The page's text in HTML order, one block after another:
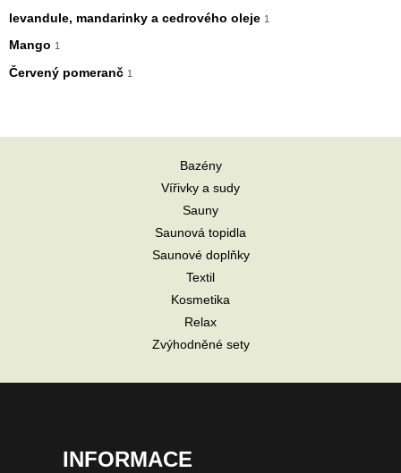
levandule, mandarinky a cedrového oleje 1
Mango 1
Červený pomeranč 1
Bazény
Vířivky a sudy
Sauny
Saunová topidla
Saunové doplňky
Textil
Kosmetika
Relax
Zvýhodněné sety
INFORMACE